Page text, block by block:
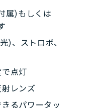
属)もしくは
)、ストロボ、
点灯
レンズ
るパワータッ